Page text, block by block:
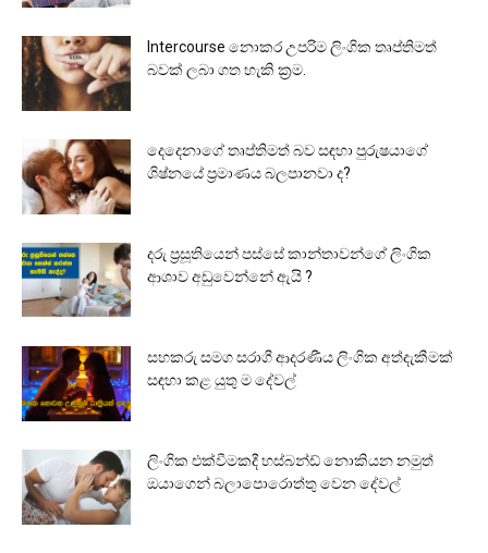
Intercourse නොකර උපරිම ලිංගික තෘප්තිමත්
බවක් ලබා ගත හැකි ක්‍රම.
දෙදෙනාගේ තෘප්තිමත් බව සඳහා පුරුෂයාගේ
ශිෂ්නයේ ප්‍රමාණය බලපානවා ද?
දරු ප්‍රසූතියෙන් පස්සේ කාන්තාවන්ගේ ලිංගික
ආශාව අඩුවෙන්නේ ඇයි ?
සහකරු සමග සරාගී ආදරණීය ලිංගික අත්දැකීමක්
සඳහා කළ යුතු ම දේවල්
ලිංගික එක්වීමකදී හස්බන්ඩ් නොකියන නමුත්
ඔයාගෙන් බලාපොරොත්තු වෙන දේවල්